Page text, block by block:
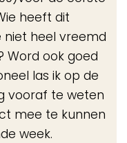
heeft dit
niet heel vreemd
Word ook goed
las ik op de
vooraf te weten
mee te kunnen
week.